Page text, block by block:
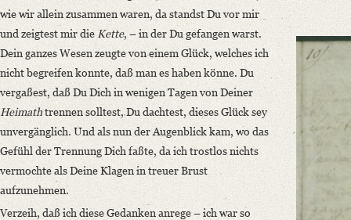
Incipit: „[1] Leipzig den 17ten May 92.
Jetzt ist es ein Jahr, da wir zusammen in Hann.[over] lebten; eine Zeit,
Manuscript
Provider: Dresden, Sächsische Landesbibliothek - Staats- und
OAI Id: DE-1a-34186
Classification Number: Mscr.Dresd.e.90,XIX,Bd.24.a,Nr.11
Number of Pages: 4S. auf Doppelbl., hs. m. U.
Format: 19,1 x 11,4 cm
Language
German
wie wir allein zusammen waren, da standst Du vor mir
und zeigtest mir die Kette, – in der Du gefangen warst.
Dein ganzes Wesen zeugte von einem Glück, welches ich
nicht begreifen konnte, daß man es haben könne. Du
vergaßest, daß Du Dich in wenigen Tagen von Deiner
Heimathtrennen solltest, Du dachtest, dieses Glück sey
unvergänglich. Und als nun der Augenblick kam, wo das
Gefühl der Trennung Dich faßte, da ich trostlos nichts
vermochte als Deine Klagen in treuer Brust
aufzunehmen.
Verzeih, daß ich diese Gedanken anrege – ich war so